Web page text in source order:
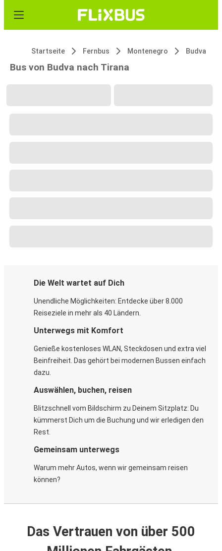
Startseite Fernbus Montenegro Budva
Bus von Budva nach Tirana
Die Welt wartet auf Dich
Unendliche Möglichkeiten: Entdecke über 8.000
Reiseziele in mehr als 40 Ländern.
Unterwegs mit Komfort
Genieße kostenloses WLAN, Steckdosen und extra viel
Beinfreiheit. Das gehört bei modernen Bussen einfach
dazu.
Auswählen, buchen, reisen
Blitzschnell vom Bildschirm zu Deinem Sitzplatz: Du
kümmerst Dich um die Buchung und wir erledigen den
Rest.
Gemeinsam unterwegs
Warum mehr Autos, wenn wir gemeinsam reisen
können?
Das Vertrauen von über 500